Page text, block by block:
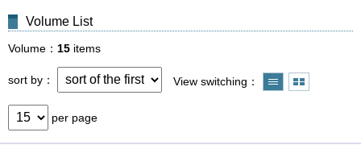
Volume List
Volume 15 items
sort by View switching
per page